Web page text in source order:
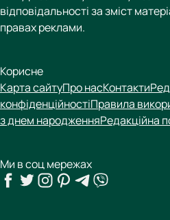
відповідальності за зміст
правах реклами.
Корисне
Карта сайтуПро насКонтакти
конфіденційностіПравила
з днем народженняРедакційна
Ми в соц мережах